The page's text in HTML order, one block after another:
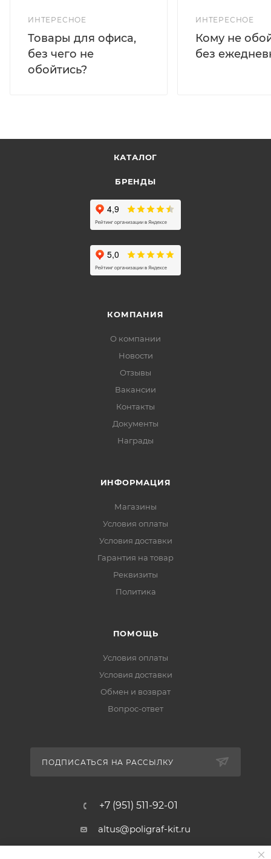
ИНТЕРЕСНОЕ
Товары для офиса,
без чего не
обойтись?
ИНТЕРЕСНОЕ
Кому не
без
КАТАЛОГ
БРЕНДЫ
КОМПАНИЯ
О компании
Новости
Отзывы
Вакансии
Контакты
Документы
Награды
ИНФОРМАЦИЯ
Магазины
Условия оплаты
Условия доставки
Гарантия на товар
Реквизиты
Политика
ПОМОЩЬ
Условия оплаты
Условия доставки
Обмен и возврат
Вопрос-ответ
ПОДПИСАТЬСЯ НА РАССЫЛКУ
+7 (951) 511-92-01
altus@poligraf-kit.ru